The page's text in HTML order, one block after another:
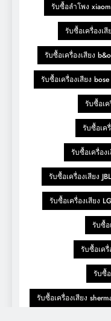
รับซื้อลำโพง
รับซื้อเครื่องเสี
รับซื้อเครื่องเสียง
รับซื้อเครื่องเสียง
รับซื้อเ
รับซื้อเค
รับซื้อเครื่อง
รับซื้อเครื่องเสียง JBL
รับซื้อเครื่องเสียง LG
รับซื้อ
รับซื้อเครื่
รับซื้
รับซื้อเครื่องเสียง